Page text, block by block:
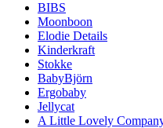
BIBS
Moonboon
Elodie Details
Kinderkraft
Stokke
BabyBjörn
Ergobaby
Jellycat
A Little Lovely